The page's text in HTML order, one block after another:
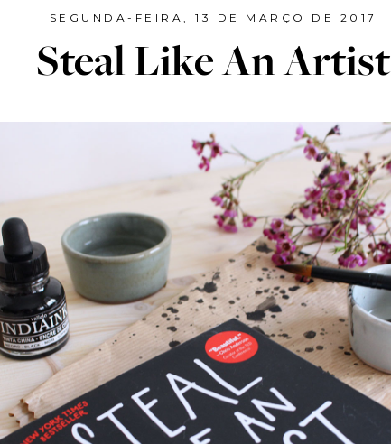
SEGUNDA-FEIRA, 13 DE MARÇO DE 2017
Steal Like An Artist